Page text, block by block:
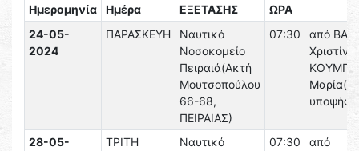
Ημερομηνία Ημέρα
ΕΞΕΤΑΣΗΣ
ΩΡΑ
24-05-
2024
ΠΑΡΑΣΚΕΥΗ
Ναυτικό
Νοσοκομείο
Πειραιά(Ακτή
Μουτσοπούλου
66-68,
ΠΕΙΡΑΙΑΣ)
07:30
από
28-05-
ΤΡΙΤΗ
Ναυτικό
07:30
από